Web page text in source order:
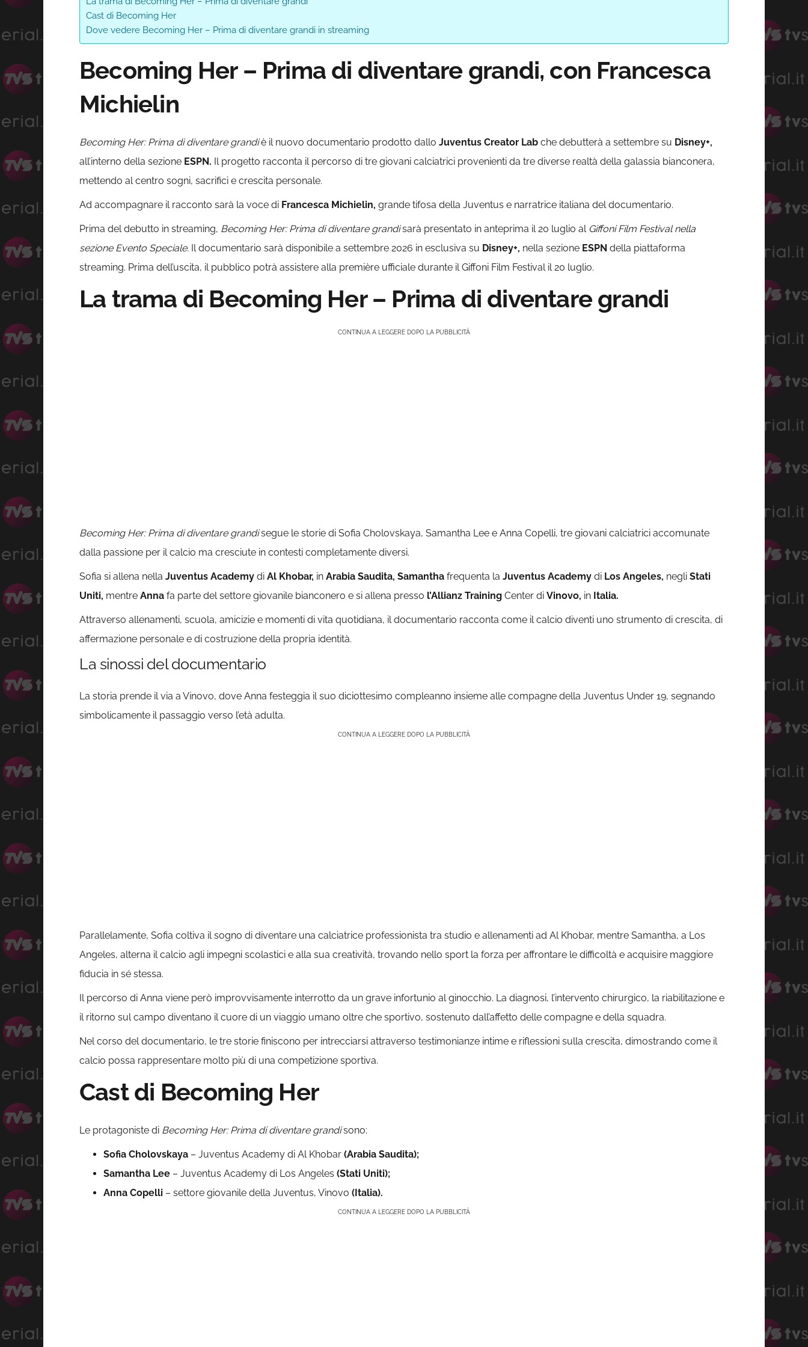
Cast di Becoming Her
Dove vedere Becoming Her – Prima di diventare grandi in streaming
Becoming Her – Prima di diventare grandi, con Francesca
Michielin
Becoming Her: Prima di diventare grandiè il nuovo documentario prodotto dallo Juventus Creator Lab che debutterà a settembre su Disney+,
all’interno della sezione ESPN. Il progetto racconta il percorso di tre giovani calciatrici provenienti da tre diverse realtà della galassia bianconera,
mettendo al centro sogni, sacrifici e crescita personale.
Ad accompagnare il racconto sarà la voce di Francesca Michielin, grande tifosa della Juventus e narratrice italiana del documentario.
Prima del debutto in streaming, Becoming Her: Prima di diventare grandisarà presentato in anteprima il 20 luglio alGiffoni Film Festival nella
sezione Evento Speciale. Il documentario sarà disponibile a settembre 2026 in esclusiva su Disney+, nella sezione ESPN della piattaforma
streaming. Prima dell’uscita, il pubblico potrà assistere alla première ufficiale durante il Giffoni Film Festival il 20 luglio.
La trama di Becoming Her – Prima di diventare grandi
CONTINUA A LEGGERE DOPO LA PUBBLICITÀ
Becoming Her: Prima di diventare grandisegue le storie di Sofia Cholovskaya, Samantha Lee e Anna Copelli, tre giovani calciatrici accomunate
dalla passione per il calcio ma cresciute in contesti completamente diversi.
Sofia si allena nella Juventus Academy di Al Khobar, in Arabia Saudita, Samantha frequenta la Juventus Academy di Los Angeles, negli Stati
Uniti, mentre Anna fa parte del settore giovanile bianconero e si allena presso l’Allianz Training Center di Vinovo, in Italia.
Attraverso allenamenti, scuola, amicizie e momenti di vita quotidiana, il documentario racconta come il calcio diventi uno strumento di crescita, di
affermazione personale e di costruzione della propria identità.
La sinossi del documentario
La storia prende il via a Vinovo, dove Anna festeggia il suo diciottesimo compleanno insieme alle compagne della Juventus Under 19, segnando
simbolicamente il passaggio verso l’età adulta.
CONTINUA A LEGGERE DOPO LA PUBBLICITÀ
Parallelamente, Sofia coltiva il sogno di diventare una calciatrice professionista tra studio e allenamenti ad Al Khobar, mentre Samantha, a Los
Angeles, alterna il calcio agli impegni scolastici e alla sua creatività, trovando nello sport la forza per affrontare le difficoltà e acquisire maggiore
fiducia in sé stessa.
Il percorso di Anna viene però improvvisamente interrotto da un grave infortunio al ginocchio. La diagnosi, l’intervento chirurgico, la riabilitazione e
il ritorno sul campo diventano il cuore di un viaggio umano oltre che sportivo, sostenuto dall’affetto delle compagne e della squadra.
Nel corso del documentario, le tre storie finiscono per intrecciarsi attraverso testimonianze intime e riflessioni sulla crescita, dimostrando come il
calcio possa rappresentare molto più di una competizione sportiva.
Cast di Becoming Her
Le protagoniste di Becoming Her: Prima di diventare grandisono:
Sofia Cholovskaya – Juventus Academy di Al Khobar (Arabia Saudita);
Samantha Lee – Juventus Academy di Los Angeles (Stati Uniti);
Anna Copelli – settore giovanile della Juventus, Vinovo (Italia).
CONTINUA A LEGGERE DOPO LA PUBBLICITÀ